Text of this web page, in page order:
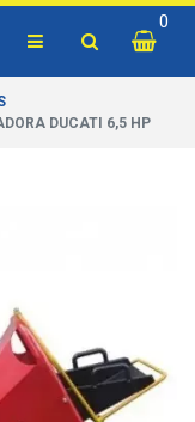
0
DUCATI 6,5 HP